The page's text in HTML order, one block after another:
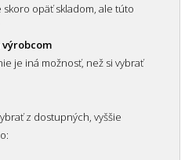
opäť skladom, ale túto
výrobcom
je iná možnosť, než si vybrať
z dostupných, vyššie